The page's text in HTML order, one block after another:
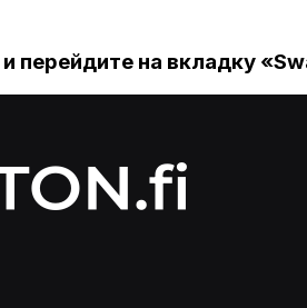
и перейдите на вкладку